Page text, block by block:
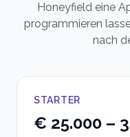
Honeyfield eine
programmieren
nach
STARTER
€ 25.000 –